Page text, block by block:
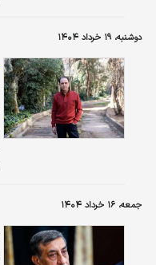
دوشنبه، ۱۹ خرداد ۱۴۰۴
جمعه، ۱۶ خرداد ۱۴۰۴